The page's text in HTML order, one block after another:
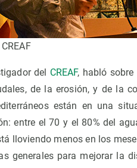
del CREAF, habló
de la erosión, y de la
están en una
entre el 70 y el 80% del
lloviendo menos en los
generales para mejorar la